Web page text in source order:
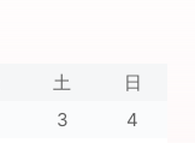
土 日
3
4